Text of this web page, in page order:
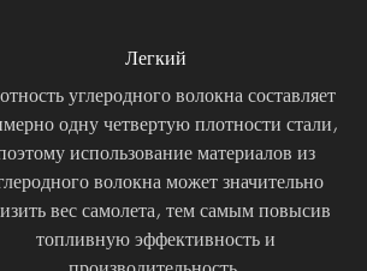
Легкий
углеродного волокна составляет
одну четвертую плотности стали,
использование материалов из
волокна может значительно
вес самолета, тем самым повысив
топливную эффективность и